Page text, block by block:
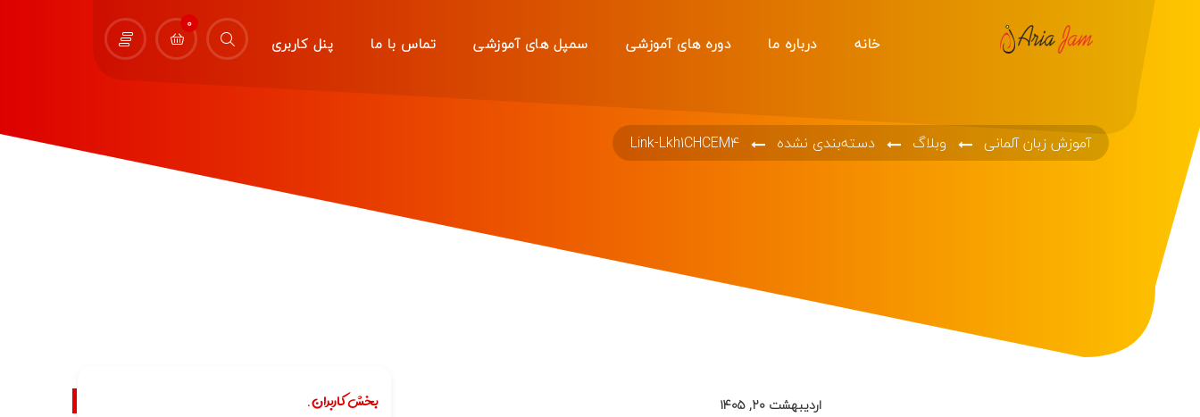
خانه درباره ما دوره های آموزشی سمپل های آموزشی تماس با ما پنل کاربری
0
آموزش زبان آلمانی وبلاگ دسته‌بندی نشده Link-Lkh1CHCEM4
اردیبهشت ۲۰, ۱۴۰۵ بخش کاربران.